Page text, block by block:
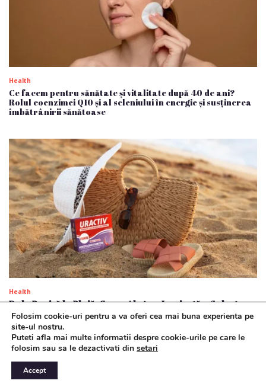
Health
Ce facem pentru sănătate și vitalitate după 40 de ani?
Rolul coenzimei Q10 și al seleniului în energie și susținerea
îmbătrânirii sănătoase
Health
De la Panică la Plajă: Cum o Alegere Inspirată a Salvat o
Vacanță de Vis!
Folosim cookie-uri pentru a va oferi cea mai buna experienta pe
site-ul nostru.
Puteti afla mai multe informatii despre cookie-urile pe care le
folosim sau sa le dezactivati din setari
Accept